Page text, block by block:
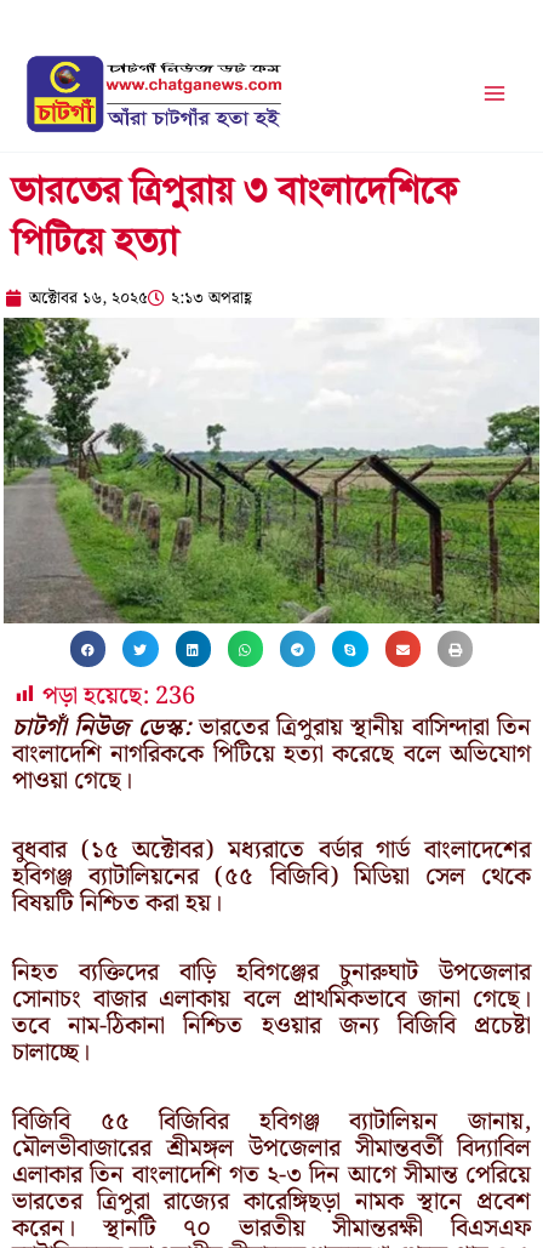
content
ভারতের ত্রিপুরায় ৩ বাংলাদেশিকে
পিটিয়ে হত্যা
অক্টোবর ১৬, ২০২৫ ২:১৩ অপরাহ্ণ
পড়া হয়েছে: 236
চাটগাঁ নিউজ ডেস্ক:ভারতের ত্রিপুরায় স্থানীয় বাসিন্দারা তিন
বাংলাদেশি নাগরিককে পিটিয়ে হত্যা করেছে বলে অভিযোগ
পাওয়া গেছে।
বুধবার (১৫ অক্টোবর) মধ্যরাতে বর্ডার গার্ড বাংলাদেশের
হবিগঞ্জ ব্যাটালিয়নের (৫৫ বিজিবি) মিডিয়া সেল থেকে
বিষয়টি নিশ্চিত করা হয়।
নিহত ব্যক্তিদের বাড়ি হবিগঞ্জের চুনারুঘাট উপজেলার
সোনাচং বাজার এলাকায় বলে প্রাথমিকভাবে জানা গেছে।
তবে নাম-ঠিকানা নিশ্চিত হওয়ার জন্য বিজিবি প্রচেষ্টা
চালাচ্ছে।
বিজিবি ৫৫ বিজিবির হবিগঞ্জ ব্যাটালিয়ন জানায়,
মৌলভীবাজারের শ্রীমঙ্গল উপজেলার সীমান্তবর্তী বিদ্যাবিল
এলাকার তিন বাংলাদেশি গত ২-৩ দিন আগে সীমান্ত পেরিয়ে
ভারতের ত্রিপুরা রাজ্যের কারেঙ্গিছড়া নামক স্থানে প্রবেশ
করেন। স্থানটি ৭০ ভারতীয় সীমান্তরক্ষী বিএসএফ